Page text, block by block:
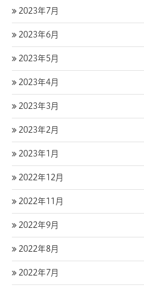
2023年7月
2023年6月
2023年5月
2023年4月
2023年3月
2023年2月
2023年1月
2022年12月
2022年11月
2022年9月
2022年8月
2022年7月